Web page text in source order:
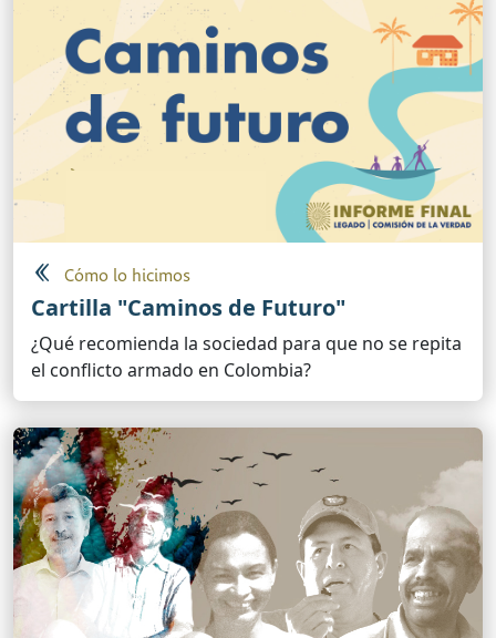
Cómo lo hicimos
Cartilla "Caminos de Futuro"
¿Qué recomienda la sociedad para que no se repita
el conflicto armado en Colombia?